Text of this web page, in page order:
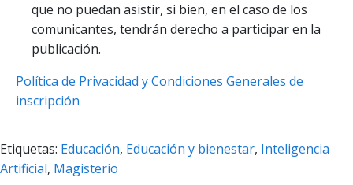
que no puedan asistir, si bien, en el caso de los
comunicantes, tendrán derecho a participar en la
publicación.
Política de Privacidad y Condiciones Generales de
inscripción
Etiquetas: Educación, Educación y bienestar, Inteligencia
Artificial, Magisterio